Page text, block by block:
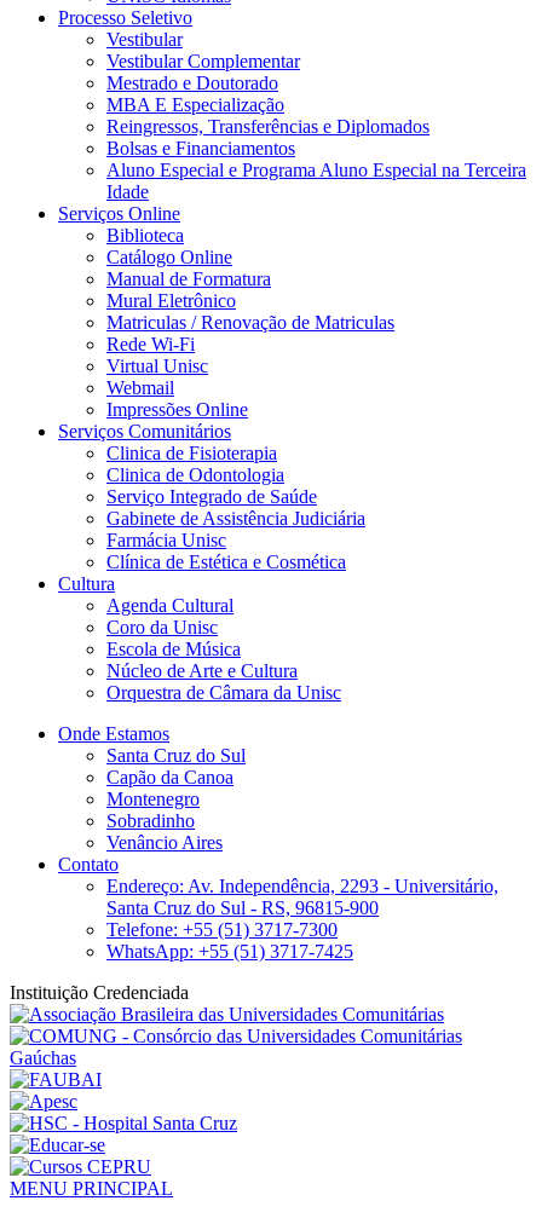
Processo Seletivo
Vestibular
Vestibular Complementar
Mestrado e Doutorado
MBA E Especialização
Reingressos, Transferências e Diplomados
Bolsas e Financiamentos
Aluno Especial e Programa Aluno Especial na Terceira
Idade
Serviços Online
Biblioteca
Catálogo Online
Manual de Formatura
Mural Eletrônico
Matriculas / Renovação de Matriculas
Rede Wi-Fi
Virtual Unisc
Webmail
Impressões Online
Serviços Comunitários
Clinica de Fisioterapia
Clinica de Odontologia
Serviço Integrado de Saúde
Gabinete de Assistência Judiciária
Farmácia Unisc
Clínica de Estética e Cosmética
Cultura
Agenda Cultural
Coro da Unisc
Escola de Música
Núcleo de Arte e Cultura
Orquestra de Câmara da Unisc
Onde Estamos
Santa Cruz do Sul
Capão da Canoa
Montenegro
Sobradinho
Venâncio Aires
Contato
Endereço: Av. Independência, 2293 - Universitário,
Santa Cruz do Sul - RS, 96815-900
Telefone: +55 (51) 3717-7300
WhatsApp: +55 (51) 3717-7425
Instituição Credenciada
MENU PRINCIPAL